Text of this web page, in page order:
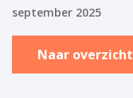
september 2025
Naar overzicht